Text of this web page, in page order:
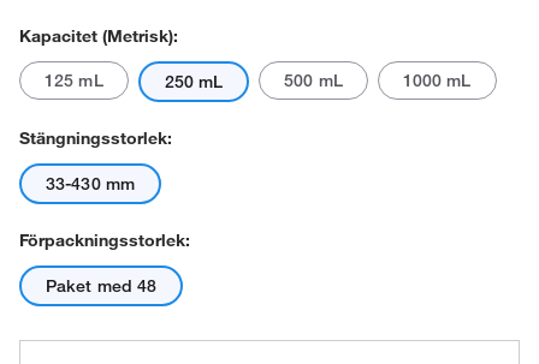
Kapacitet (metrisk):
125 mL 250 mL 500 mL 1000 mL
Stängningsstorlek:
33-430 mm
Förpackningsstorlek:
Paket med 48